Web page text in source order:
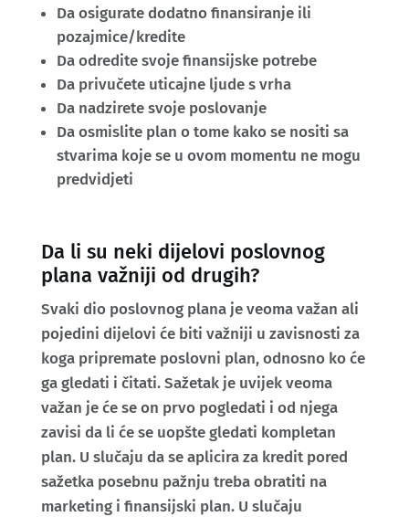
Da osigurate dodatno finansiranje ili
pozajmice/kredite
Da odredite svoje finansijske potrebe
Da privučete uticajne ljude s vrha
Da nadzirete svoje poslovanje
Da osmislite plan o tome kako se nositi sa
stvarima koje se u ovom momentu ne mogu
predvidjeti
Da li su neki dijelovi poslovnog
plana važniji od drugih?
Svaki dio poslovnog plana je veoma važan ali
pojedini dijelovi će biti važniji u zavisnosti za
koga pripremate poslovni plan, odnosno ko će
ga gledati i čitati. Sažetak je uvijek veoma
važan je će se on prvo pogledati i od njega
zavisi da li će se uopšte gledati kompletan
plan. U slučaju da se aplicira za kredit pored
sažetka posebnu pažnju treba obratiti na
marketing i finansijski plan. U slučaju